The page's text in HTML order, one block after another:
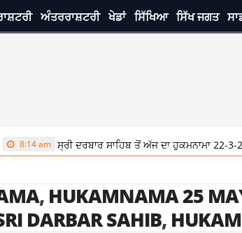
ਅੰਤਰਰਾਸ਼ਟਰੀ ਖੇਡਾਂ ਸਿੱਖਿਆ ਸਿੱਖ ਜਗਤ
8:14 am ਸ੍ਰੀ ਦਰਬਾਰ ਸਾਹਿਬ ਤੋਂ ਅੱਜ ਦਾ ਹੁਕਮਨਾਮਾ 22-3-
, HUKAMNAMA 25
DARBAR SAHIB,